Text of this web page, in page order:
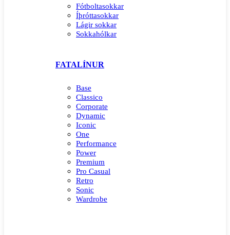
Fótboltasokkar
Íþróttasokkar
Lágir sokkar
Sokkahólkar
FATALÍNUR
Base
Classico
Corporate
Dynamic
Iconic
One
Performance
Power
Premium
Pro Casual
Retro
Sonic
Wardrobe